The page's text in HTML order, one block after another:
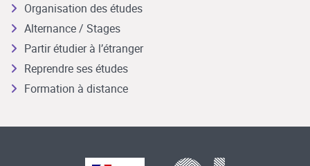
Organisation des études
Alternance / Stages
Partir étudier à l’étranger
Reprendre ses études
Formation à distance